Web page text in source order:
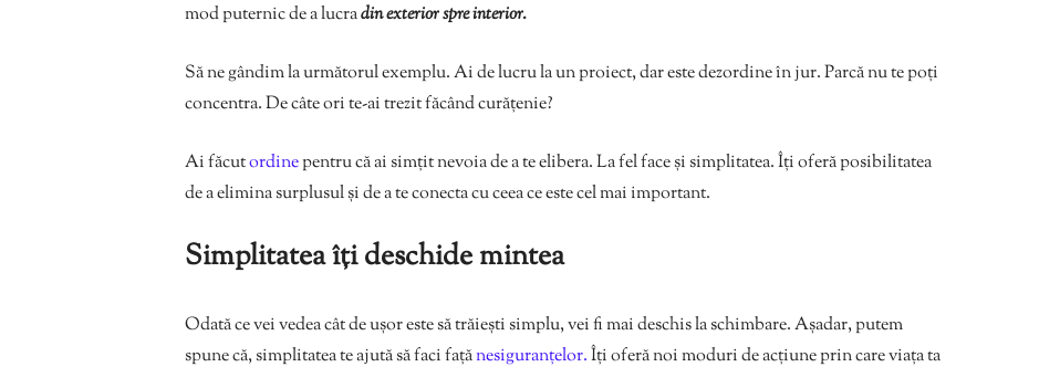
mod puternic de a lucradin exterior spre interior.
Să ne gândim la următorul exemplu. Ai de lucru la un proiect, dar este dezordine în jur. Parcă nu te poți
concentra. De câte ori te-ai trezit făcând curățenie?
Ai făcutordinepentru că ai simțit nevoia de a te elibera. La fel face și simplitatea. Îți oferă posibilitatea
de a elimina surplusul și de a te conecta cu ceea ce este cel mai important.
Simplitatea îți deschide mintea
Odată ce vei vedea cât de ușor este să trăiești simplu, vei fi mai deschis la schimbare. Așadar, putem
spune că, simplitatea te ajută să faci fațănesiguranțelor.Îți oferă noi moduri de acțiune prin care viața ta